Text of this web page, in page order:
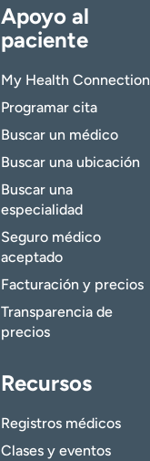
Apoyo al
paciente
My Health Connection
Programar cita
Buscar un médico
Buscar una ubicación
Buscar una
especialidad
Seguro médico
aceptado
Facturación y precios
Transparencia de
precios
Recursos
Registros médicos
Clases y eventos